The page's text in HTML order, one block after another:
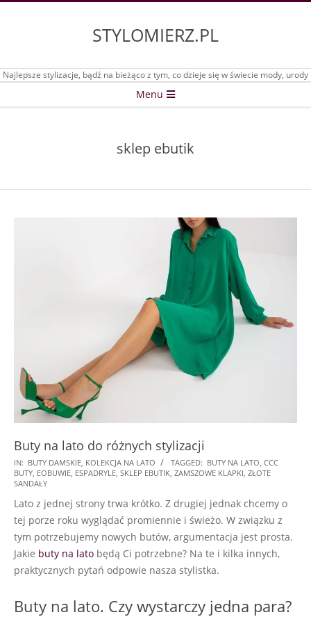
STYLOMIERZ.PL
Najlepsze stylizacje, bądź na bieżąco z tym, co dzieje się w świecie mody, urody
Menu
sklep ebutik
Buty na lato do różnych stylizacji
2026-
02-
IN: BUTY DAMSKIE KOLEKCJA NA LATO TAGGED: BUTY NA LATO CCC
BUTY EOBUWIE ESPADRYLE SKLEP EBUTIK ZAMSZOWE KLAPKI ZŁOTE
SANDAŁY
Lato z jednej strony trwa krótko. Z drugiej jednak chcemy o
tej porze roku wyglądać promiennie i świeżo. W związku z
tym potrzebujemy nowych butów, argumentacja jest prosta.
Jakie buty na lato będą Ci potrzebne? Na te i kilka innych,
praktycznych pytań odpowie nasza stylistka.
Buty na lato. Czy wystarczy jedna para?